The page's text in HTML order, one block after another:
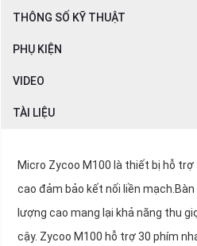
THÔNG SỐ KỸ THUẬT
PHỤ KIỆN
VIDEO
TÀI LIỆU
Micro Zycoo M100 là thiết bị hỗ
cao đảm bảo kết nối liền
lượng cao mang lại khả năng thu
cậy. Zycoo M100 hỗ trợ 30 phím